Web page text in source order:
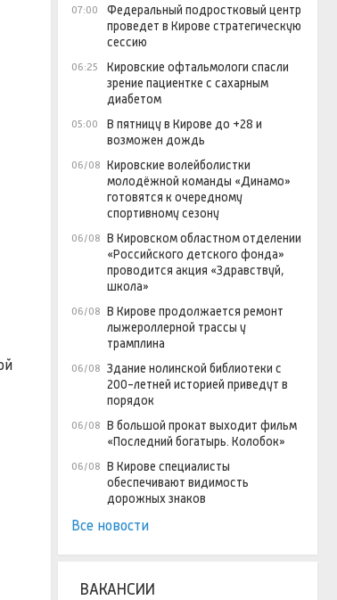
07:00
Федеральный подростковый центр
проведет в Кирове стратегическую
сессию
06:25
Кировские офтальмологи спасли
зрение пациентке с сахарным
диабетом
05:00
В пятницу в Кирове до +28 и
возможен дождь
06/08 Кировские волейболистки
молодёжной команды «Динамо»
готовятся к очередному
спортивному сезону
06/08 В Кировском областном отделении
«Российского детского фонда»
проводится акция «Здравствуй,
школа»
06/08 В Кирове продолжается ремонт
лыжероллерной трассы у
трамплина
06/08 Здание нолинской библиотеки с
200-летней историей приведут в
порядок
06/08 В большой прокат выходит фильм
«Последний богатырь. Колобок»
06/08 В Кирове специалисты
обеспечивают видимость
дорожных знаков
Все новости
ВАКАНСИИ